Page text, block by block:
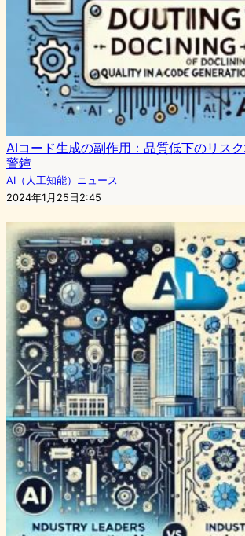
AIコード生成の副作用：品質低下のリス
警鐘
AI（人工知能）ニュース
2024年1月25日2:45